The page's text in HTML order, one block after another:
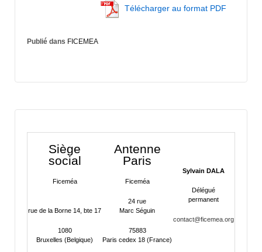
Télécharger au format PDF
Publié dans FICEMEA
Siège
social
Ficeméa
rue de la Borne 14, bte 17
1080
Bruxelles (Belgique)
Antenne
Paris
Ficeméa
24 rue
Marc Séguin
75883
Paris cedex 18 (France)
Sylvain DALA
Délégué
permanent
contact@ficemea.org